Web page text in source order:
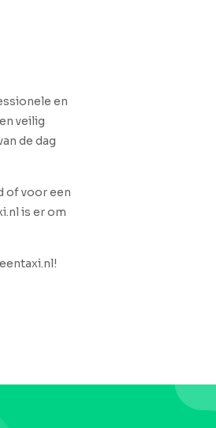
en
veilig
de dag
of voor een
is er om